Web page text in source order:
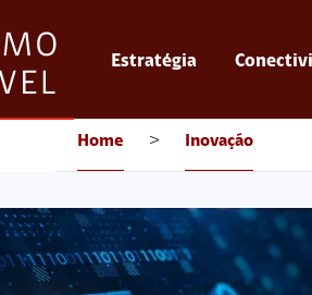
Estratégia
Home > Inovação